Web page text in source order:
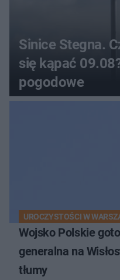
Sinice Stegna.
się kąpać
pogodowe
UROCZYSTOŚCI W
Wojsko Polskie
generalna na
tłumy